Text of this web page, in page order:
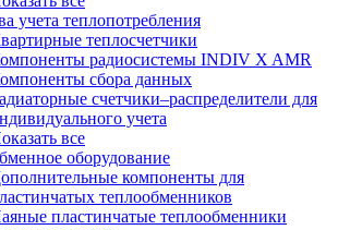
учета теплопотребления
теплосчетчики
радиосистемы INDIV X AMR
сбора данных
счетчики–распределители для
учета
все
оборудование
компоненты для
теплообменников
пластинчатые теплообменники